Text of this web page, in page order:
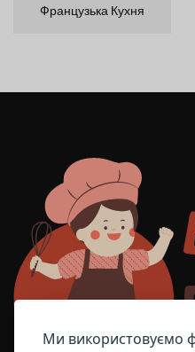
Ми використовуємо
Французька Кухня